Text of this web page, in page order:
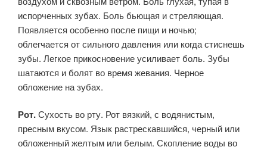
испорченных зубах. Боль бьющая и стреляющая.
Появляется особенно после пищи и ночью;
облегчается от сильного давления или когда стиснешь
зубы. Легкое прикосновение усиливает боль. Зубы
шатаются и болят во время жевания. Черное
обложение на зубах.
Рот.Сухость во рту. Рот вязкий, с водянистым,
пресным вкусом. Язык растрескавшийся, черный или
обложенный желтым или белым. Скопление воды во